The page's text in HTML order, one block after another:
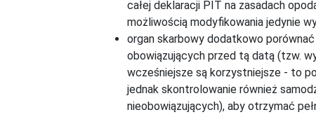
całej deklaracji PIT na zasadach
możliwością modyfikowania jedynie
organ skarbowy dodatkowo porównać
obowiązujących przed tą datą (tzw.
wcześniejsze są korzystniejsze - to
jednak skontrolowanie również
nieobowiązujących), aby otrzymać